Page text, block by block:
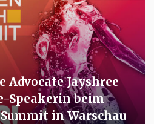
Advocate Jayshree
Speakerin beim
in Warschau